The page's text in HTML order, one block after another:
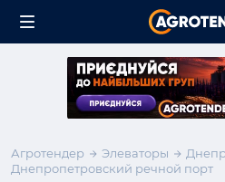
Агротендер Элеваторы
Днепропетровский речной порт